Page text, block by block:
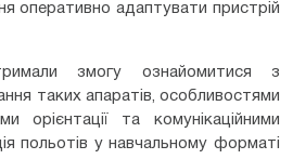
оперативно адаптувати пристрій
змогу ознайомитися з
таких апаратів, особливостями
орієнтації та комунікаційними
польотів у навчальному форматі